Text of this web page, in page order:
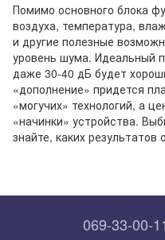
Помимо основного блока
воздуха, температура,
и другие полезные
уровень шума. Идеальный
даже 30-40 дБ будет
«дополнение» придется
«могучих» технологий, а
«начинки» устройства.
знайте, каких результатов
069-33-00-